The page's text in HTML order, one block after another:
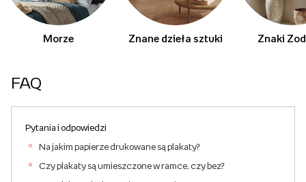
Morze Znane dzieła sztuki Znaki
FAQ
Pytania i odpowiedzi
Na jakim papierze drukowane są plakaty?
Czy plakaty są umieszczone w ramce, czy bez?